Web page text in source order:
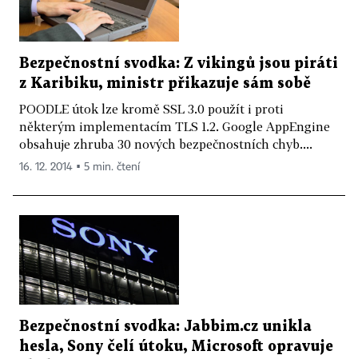
Bezpečnostní svodka: Z vikingů jsou piráti
z Karibiku, ministr přikazuje sám sobě
POODLE útok lze kromě SSL 3.0 použít i proti
některým implementacím TLS 1.2. Google AppEngine
obsahuje zhruba 30 nových bezpečnostních chyb....
16. 12. 2014 ▪ 5 min. čtení
Bezpečnostní svodka: Jabbim.cz unikla
hesla, Sony čelí útoku, Microsoft opravuje